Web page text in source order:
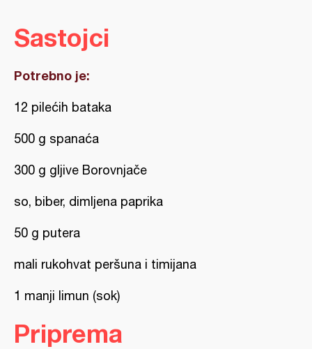
Sastojci
Potrebno je:
12 pilećih bataka
500 g spanaća
300 g gljive Borovnjače
so, biber, dimljena paprika
50 g putera
mali rukohvat peršuna i timijana
1 manji limun (sok)
Priprema